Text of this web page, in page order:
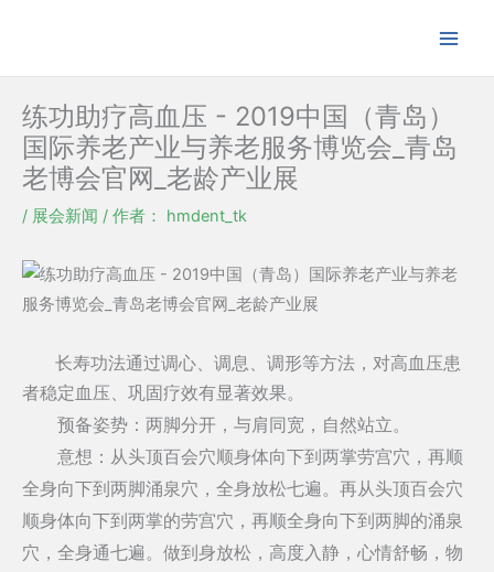
内
练功助疗高血压 - 2019中国（青岛）
国际养老产业与养老服务博览会_青岛
老博会官网_老龄产业展
/ 展会新闻 / 作者： hmdent_tk
长寿功法通过调心、调息、调形等方法，对高血压患
者稳定血压、巩固疗效有显著效果。
预备姿势：两脚分开，与肩同宽，自然站立。
意想：从头顶百会穴顺身体向下到两掌劳宫穴，再顺
全身向下到两脚涌泉穴，全身放松七遍。再从头顶百会穴
顺身体向下到两掌的劳宫穴，再顺全身向下到两脚的涌泉
穴，全身通七遍。做到身放松，高度入静，心情舒畅，物